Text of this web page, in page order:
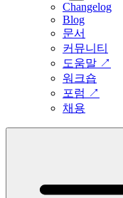
Changelog
Blog
문서
커뮤니티
도움말 ↗
워크숍
포럼 ↗
채용